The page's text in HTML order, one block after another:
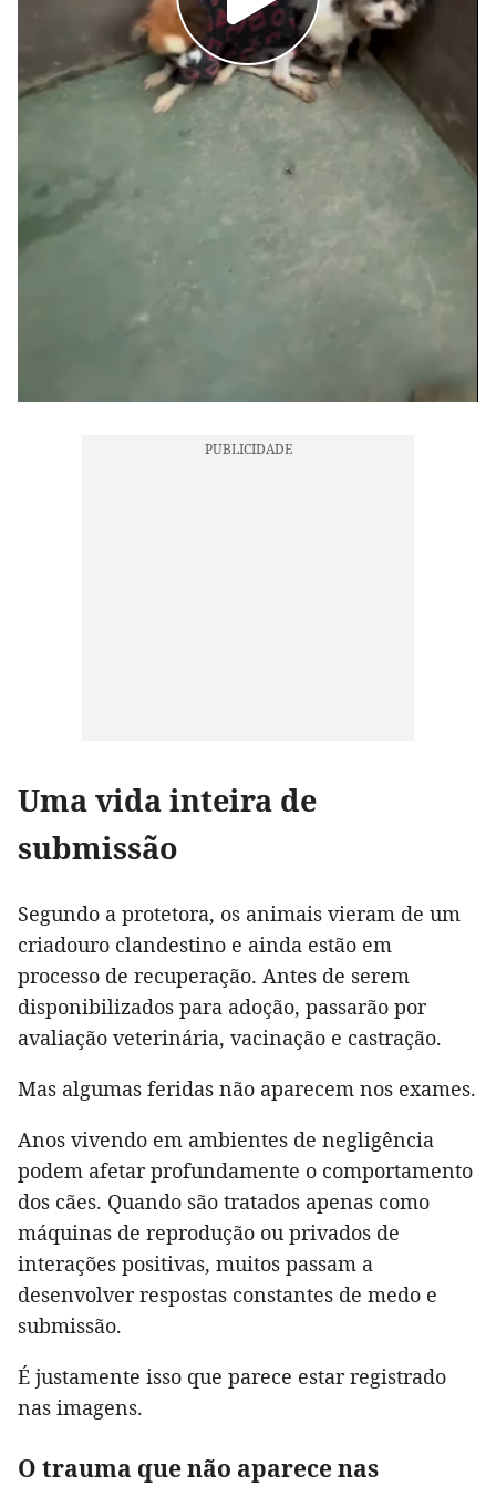
Uma vida inteira de
submissão
Segundo a protetora, os animais vieram de um
criadouro clandestino e ainda estão em
processo de recuperação. Antes de serem
disponibilizados para adoção, passarão por
avaliação veterinária, vacinação e castração.
Mas algumas feridas não aparecem nos exames.
Anos vivendo em ambientes de negligência
podem afetar profundamente o comportamento
dos cães. Quando são tratados apenas como
máquinas de reprodução ou privados de
interações positivas, muitos passam a
desenvolver respostas constantes de medo e
submissão.
É justamente isso que parece estar registrado
nas imagens.
O trauma que não aparece nas